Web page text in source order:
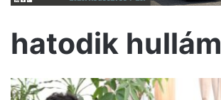
hatodik hullám